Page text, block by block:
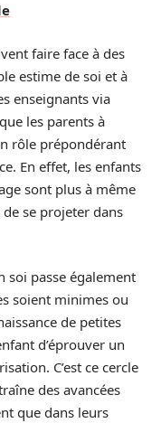
faire face à des
estime de soi et à
enseignants via
les parents à
rôle prépondérant
En effet, les enfants
sont plus à même
se projeter dans
soi passe également
soient minimes ou
de petites
d’éprouver un
C’est ce cercle
des avancées
que dans leurs